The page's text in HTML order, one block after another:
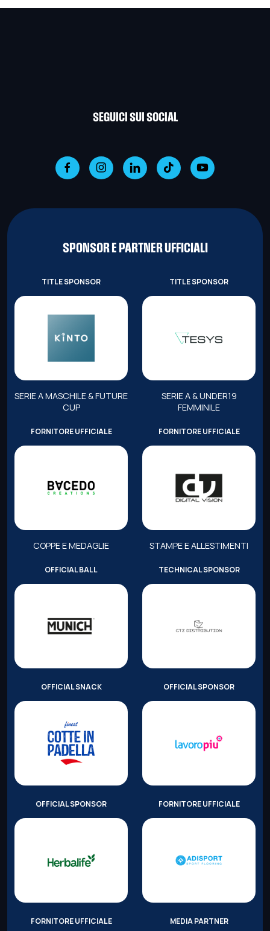
SEGUICI SUI SOCIAL
SPONSOR E PARTNER UFFICIALI
TITLE SPONSOR
SERIE A MASCHILE & FUTURE
CUP
TITLE SPONSOR
SERIE A & UNDER19
FEMMINILE
FORNITORE UFFICIALE
COPPE E MEDAGLIE
FORNITORE UFFICIALE
STAMPE E ALLESTIMENTI
OFFICIAL BALL TECHNICAL SPONSOR
OFFICIAL SNACK OFFICIAL SPONSOR
OFFICIAL SPONSOR FORNITORE UFFICIALE
FORNITORE UFFICIALE MEDIA PARTNER